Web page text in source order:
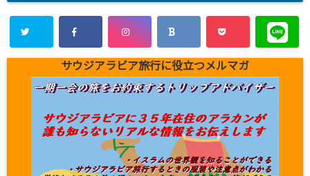
サウジアラビア旅行に役立つメルマガ